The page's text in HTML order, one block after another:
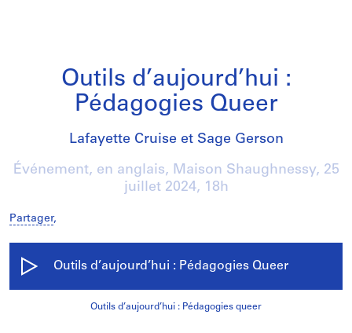
Outils d’aujourd’hui :
Pédagogies Queer
Lafayette Cruise et Sage Gerson
Événement, en anglais, Maison Shaughnessy, 25
juillet 2024, 18h
Partager,
Outils d’aujourd’hui : Pédagogies Queer
Outils d’aujourd’hui : Pédagogies queer